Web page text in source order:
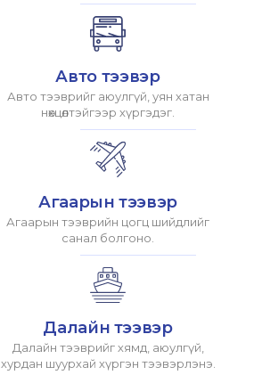
Авто тээвэр
Авто тээврийг аюулгүй, уян хатан
нөхцөлтэйгээр хүргэдэг.
Агаарын тээвэр
Агаарын тээврийн цогц шийдлийг
санал болгоно.
Далайн тээвэр
Далайн тээврийг хямд, аюулгүй,
хурдан шуурхай хүргэн тээвэрлэнэ.